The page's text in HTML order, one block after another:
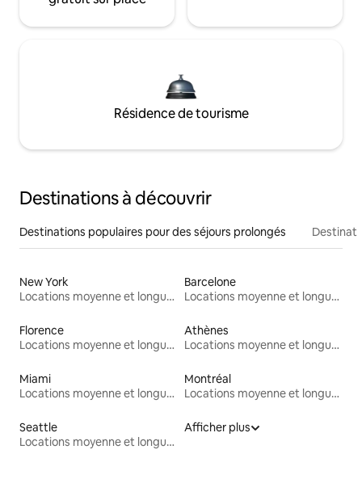
Résidence de tourisme
Destinations à découvrir
Destinations populaires pour des séjours prolongés
New York
Locations moyenne et longue durée
Barcelone
Locations moyenne et longue durée
Florence
Locations moyenne et longue durée
Athènes
Locations moyenne et longue durée
Miami
Locations moyenne et longue durée
Montréal
Locations moyenne et longue durée
Seattle
Locations moyenne et longue durée
Afficher plus